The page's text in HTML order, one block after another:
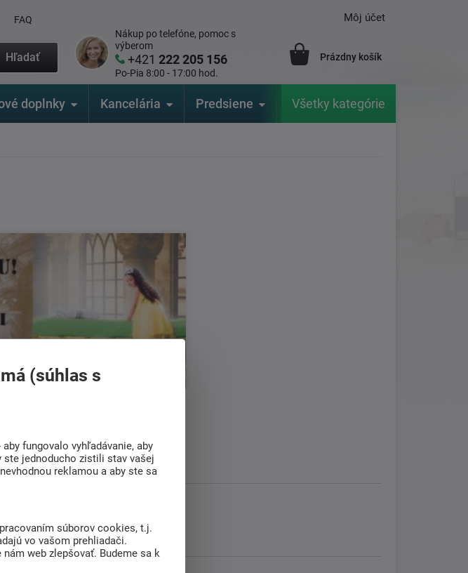
FAQ
Hľadať
Nákup po telefóne, pomoc s
výberom
+421222 205 156
Po-Pia 8:00 - 17:00 hod.
Môj účet
Prázdny košík
doplnky Kancelária Predsiene Výrobcovia
Všetky kategórie
ho s přáteli
(súhlas s
fungovalo vyhľadávanie, aby
jednoducho zistili stav vašej
reklamou a aby ste sa
súborov cookies, t.j.
vo vašom prehliadači.
web zlepšovať. Budeme sa k